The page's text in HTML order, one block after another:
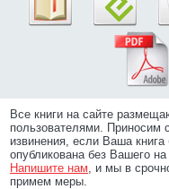
Все книги на сайте
пользователями. Приносим
извинения, если Ваша
опубликована без Вашего на
Напишите нам, и мы в
примем меры.